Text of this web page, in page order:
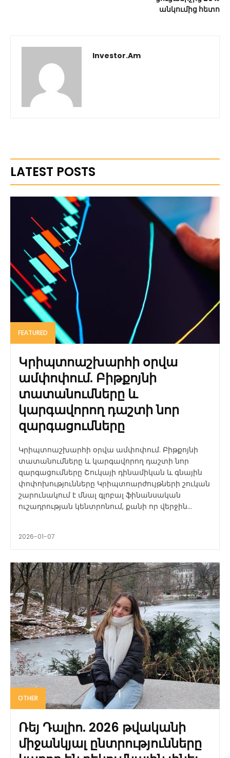
անկումից հետո
Investor.am
LATEST POSTS
FEATURED
Կրիպտոաշխարհի օրվա
ամփոփում. Բիթքոյնի
տատանումները և
կարգավորող դաշտի նոր
զարգացումները
Կրիպտոաշխարհի օրվա ամփոփում. Բիթքոյնի
տատանումները և կարգավորող դաշտի նոր
զարգացումները Շուկայի դինամիկան և գնային
փոփոխությունները Կրիպտոարժույթների շուկան
շարունակում է մնալ գլոբալ ֆինանսական
ուշադրության կենտրոնում, քանի որ վերջին...
2026-01-07
OTHER
Ռեյ Դալիո. 2026 թվականի
միջանկյալ ընտրությունները